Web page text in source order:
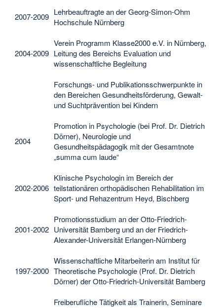
2007-2009 Lehrbeauftragte an der Georg-Simon-Ohm
Hochschule Nürnberg
2004-2009
Verein Programm Klasse2000 e.V. in Nürnberg,
Leitung des Bereichs Evaluation und
wissenschaftliche Begleitung
Forschungs- und Publikationsschwerpunkte in
den Bereichen Gesundheitsförderung, Gewalt-
und Suchtprävention bei Kindern
2004
Promotion in Psychologie (bei Prof. Dr. Dietrich
Dörner), Neurologie und
Gesundheitspädagogik mit der Gesamtnote
„summa cum laude“
2002-2006
Klinische Psychologin im Bereich der
teilstationären orthopädischen Rehabilitation im
Sport- und Rehazentrum Heyd, Bischberg
2001-2002
Promotionsstudium an der Otto-Friedrich-
Universität Bamberg und an der Friedrich-
Alexander-Universität Erlangen-Nürnberg
1997-2000
Wissenschaftliche Mitarbeiterin am Institut für
Theoretische Psychologie (Prof. Dr. Dietrich
Dörner) der Otto-Friedrich-Universität Bamberg
Freiberufliche Tätigkeit als Trainerin, Seminare